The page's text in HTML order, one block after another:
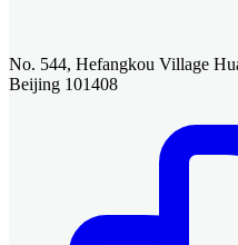
No. 544, Hefangkou Village
Beijing 101408